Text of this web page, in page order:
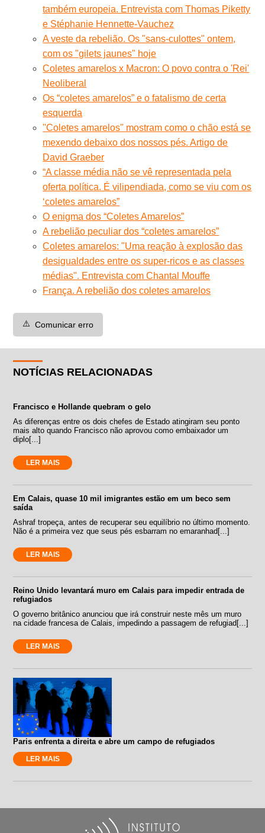
também europeia. Entrevista com Thomas Piketty
e Stéphanie Hennette-Vauchez
A veste da rebelião. Os "sans-culottes" ontem,
com os "gilets jaunes" hoje
Coletes amarelos x Macron: O povo contra o 'Rei'
Neoliberal
Os “coletes amarelos” e o fatalismo de certa
esquerda
''Coletes amarelos'' mostram como o chão está se
mexendo debaixo dos nossos pés. Artigo de
David Graeber
“A classe média não se vê representada pela
oferta política. É vilipendiada, como se viu com os
‘coletes amarelos”
O enigma dos “Coletes Amarelos”
A rebelião peculiar dos “coletes amarelos”
Coletes amarelos: "Uma reação à explosão das
desigualdades entre os super-ricos e as classes
médias". Entrevista com Chantal Mouffe
França. A rebelião dos coletes amarelos
⚠️ Comunicar erro
NOTÍCIAS RELACIONADAS
Francisco e Hollande quebram o gelo
As diferenças entre os dois chefes de Estado atingiram seu ponto
mais alto quando Francisco não aprovou como embaixador um
diplo[...]
LER MAIS
Em Calais, quase 10 mil imigrantes estão em um beco sem
saída
Ashraf tropeça, antes de recuperar seu equilíbrio no último momento.
Não é a primeira vez que seus pés esbarram no emaranhad[...]
LER MAIS
Reino Unido levantará muro em Calais para impedir entrada de
refugiados
O governo britânico anunciou que irá construir neste mês um muro
na cidade francesa de Calais, impedindo a passagem de refugiad[...]
LER MAIS
Paris enfrenta a direita e abre um campo de refugiados
LER MAIS